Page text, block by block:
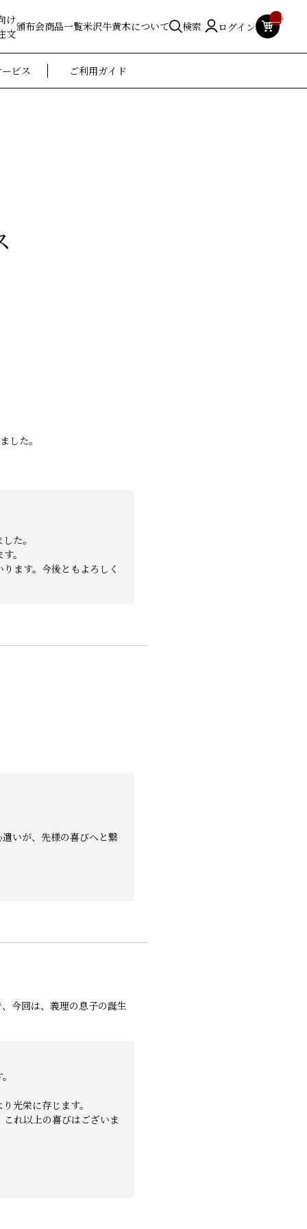
け
文
頒布会商品一覧米沢牛黄木について 検索 ログイン
ビス ご利用ガイド
した。
た。
。
ます。今後ともよろしく
いが、先様の喜びへと繋
今回は、義理の息子の誕生
光栄に存じます。
れ以上の喜びはございま